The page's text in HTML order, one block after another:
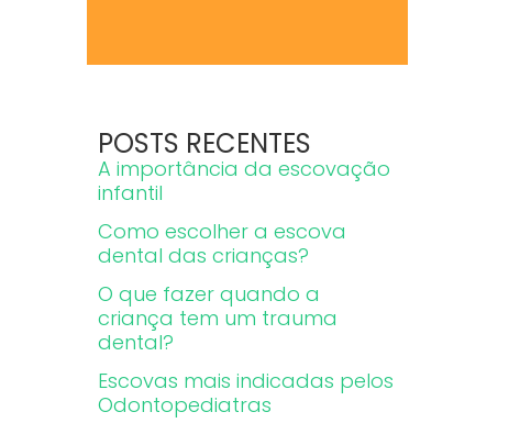
POSTS RECENTES
A importância da escovação
infantil
Como escolher a escova
dental das crianças?
O que fazer quando a
criança tem um trauma
dental?
Escovas mais indicadas pelos
Odontopediatras